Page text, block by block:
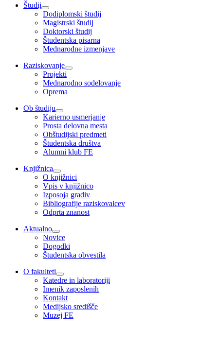
Študij
Dodiplomski študij
Magistrski študij
Doktorski študij
Študentska pisarna
Mednarodne izmenjave
Raziskovanje
Projekti
Mednarodno sodelovanje
Oprema
Ob študiju
Karierno usmerjanje
Prosta delovna mesta
Obštudijski predmeti
Študentska društva
Alumni klub FE
Knjižnica
O knjižnici
Vpis v knjižnico
Izposoja gradiv
Bibliografije raziskovalcev
Odprta znanost
Aktualno
Novice
Dogodki
Študentska obvestila
O fakulteti
Katedre in laboratoriji
Imenik zaposlenih
Kontakt
Medijsko središče
Muzej FE